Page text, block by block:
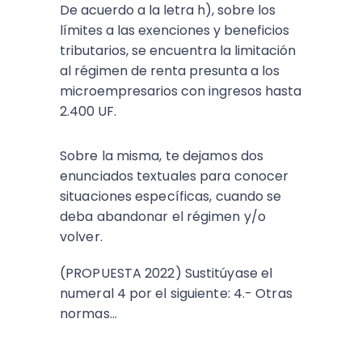
De acuerdo a la letra h), sobre los
límites a las exenciones y beneficios
tributarios, se encuentra la limitación
al régimen de renta presunta a los
microempresarios con ingresos hasta
2.400 UF.
Sobre la misma, te dejamos dos
enunciados textuales para conocer
situaciones específicas, cuando se
deba abandonar el régimen y/o
volver.
(PROPUESTA 2022) Sustitúyase el
numeral 4 por el siguiente: 4.- Otras
normas…